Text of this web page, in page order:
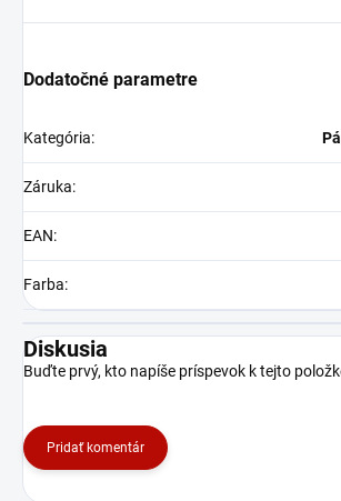
Dodatočné parametre
Kategória:
Záruka:
EAN:
Farba:
Diskusia
Buďte prvý, kto napíše príspevok k tejto
Pridať komentár